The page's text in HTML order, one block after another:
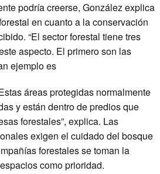
podría creerse, González explica
en cuanto a la conservación
“El sector forestal tiene tres
aspecto. El primero son las
ejemplo es
áreas protegidas normalmente
y están dentro de predios que
forestales”, explica. Las
exigen el cuidado del bosque
forestales se toman la
como prioridad.